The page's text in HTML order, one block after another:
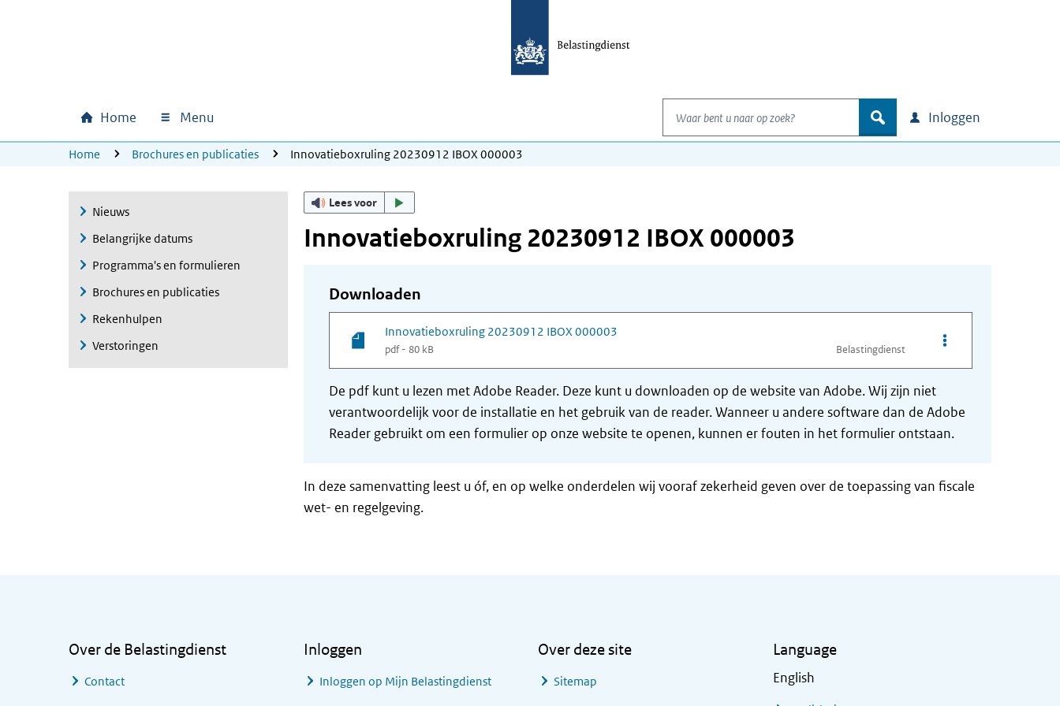
Hoofdnavigatie
Home Menu
Waar bent u naar op zoek?
zoek Inloggen
U bevindt zich hier:
Home Brochures en publicaties Innovatieboxruling 20230912 IBOX 000003
Nieuws
Belangrijke datums
Programma's en formulieren
Brochures en publicaties
Rekenhulpen
Verstoringen
Lees voor
Innovatieboxruling 20230912 IBOX 000003
Downloaden
Innovatieboxruling 20230912 IBOX 000003
pdf - 80 kB Belastingdienst
Opties van bestand
De pdf kunt u lezen met Adobe Reader. Deze kunt u downloaden op de website van Adobe. Wij zijn niet
verantwoordelijk voor de installatie en het gebruik van de reader. Wanneer u andere software dan de Adobe
Reader gebruikt om een formulier op onze website te openen, kunnen er fouten in het formulier ontstaan.
In deze samenvatting leest u óf, en op welke onderdelen wij vooraf zekerheid geven over de toepassing van fiscale
wet- en regelgeving.
Over de Belastingdienst
Contact
Inloggen
Inloggen op Mijn Belastingdienst
Over deze site
Sitemap
Language
English